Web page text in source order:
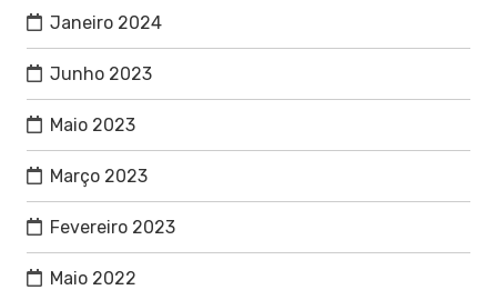
Janeiro 2024
Junho 2023
Maio 2023
Março 2023
Fevereiro 2023
Maio 2022